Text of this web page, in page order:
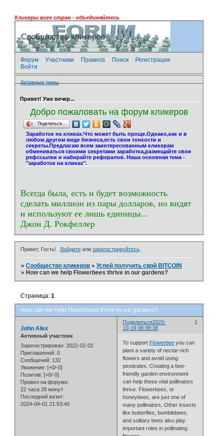
Кликеры всех стран - объединяйтесь
Сообщество кликеров
Форум Участники Правила Поиск
Регистрация
Войти
Активные темы
Привет! Уже вечер...
Добро пожаловать на форум кликеров
Поделиться…
Заработок на кликах.Что может быть проще.Однако,как и в
любом другом виде бизнеса,есть свои тонкости и
секреты.Предлагаю всем заинтересованным кликерам
обмениваться своими секретами заработка,размещайте свои
рефссылки и набирайте рефералов. Наша основная тема -
"заработок на кликах".
Всегда была, есть и будет возможность
сделать миллион из пары долларов, но видят
и используют ее лишь единицы...
Джон Д. Рокфеллер
Привет, Гость! Войдитеили зарегистрируйтесь.
»Сообщество кликеров »Успей получить свой BITCOIN
» How can we help Flowerbees thrive in our gardens?
How can we help Flowerbees thrive in our gardens?
Страница:1
Поделиться 1
2023-
10-19 08:38:38
John Alex
Активный участник
Зарегистрирован: 2022-02-02
Приглашений: 0
Сообщений: 132
Уважение: [+0/-0]
Позитив: [+0/-0]
Провел на форуме:
22 часа 28 минут
Последний визит:
2024-04-01 21:53:40
To support Flowerbee you can
plant a variety of nectar-rich
flowers and avoid using
pesticides. Creating a bee-
friendly garden environment
can help these vital pollinators
thrive. Flowerbees, or
honeybees, are just one of
many pollinators. Other insects
like butterflies, bumblebees,
and solitary bees also play
important roles in pollinating